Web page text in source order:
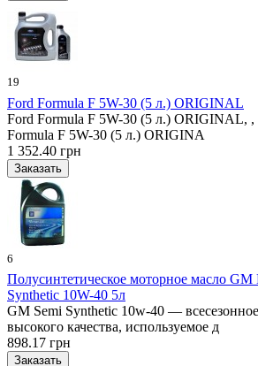
19
Ford Formula F 5W-30 (5 л.) ORIGINAL
Ford Formula F 5W-30 (5 л.) ORIGINAL, ,
Formula F 5W-30 (5 л.) ORIGINA
1 352.40 грн
6
Полусинтетическое моторное масло
Synthetic 10W-40 5л
GM Semi Synthetic 10w-40 —
высокого качества, используемое д
898.17 грн